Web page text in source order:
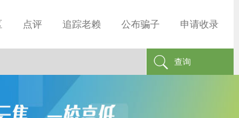
点评 追踪老赖 公布骗子 申请收录
查询